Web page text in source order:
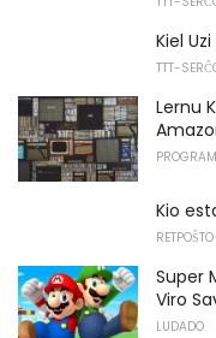
Kiel
TTT-
Lernu
Kio
Super
Viro
LUDADO